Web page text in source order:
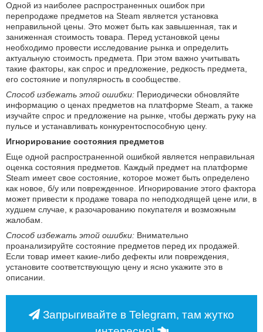
Одной из наиболее распространенных ошибок при
перепродаже предметов на Steam является установка
неправильной цены. Это может быть как завышенная, так и
заниженная стоимость товара. Перед установкой цены
необходимо провести исследование рынка и определить
актуальную стоимость предмета. При этом важно учитывать
такие факторы, как спрос и предложение, редкость предмета,
его состояние и популярность в сообществе.
Способ избежать этой ошибки: Периодически обновляйте
информацию о ценах предметов на платформе Steam, а также
изучайте спрос и предложение на рынке, чтобы держать руку на
пульсе и устанавливать конкурентоспособную цену.
Игнорирование состояния предметов
Еще одной распространенной ошибкой является неправильная
оценка состояния предметов. Каждый предмет на платформе
Steam имеет свое состояние, которое может быть определено
как новое, б/у или поврежденное. Игнорирование этого фактора
может привести к продаже товара по неподходящей цене или, в
худшем случае, к разочарованию покупателя и возможным
жалобам.
Способ избежать этой ошибки: Внимательно
проанализируйте состояние предметов перед их продажей.
Если товар имеет какие-либо дефекты или повреждения,
установите соответствующую цену и ясно укажите это в
описании.
Запрыгивайте в Telegram, там жутко